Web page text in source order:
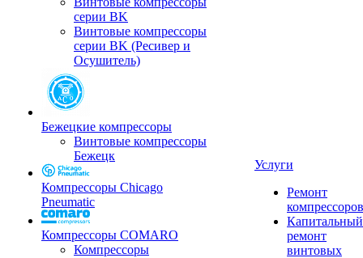
серии BK
Винтовые компрессоры
серии BK (Ресивер и
Осушитель)
Бежецкие компрессоры
Винтовые компрессоры
Бежецк
Компрессоры Chicago
Pneumatic
Компрессоры COMARO
Компрессоры
Услуги
Ремонт
компрессоров
Капитальный
ремонт
винтовых